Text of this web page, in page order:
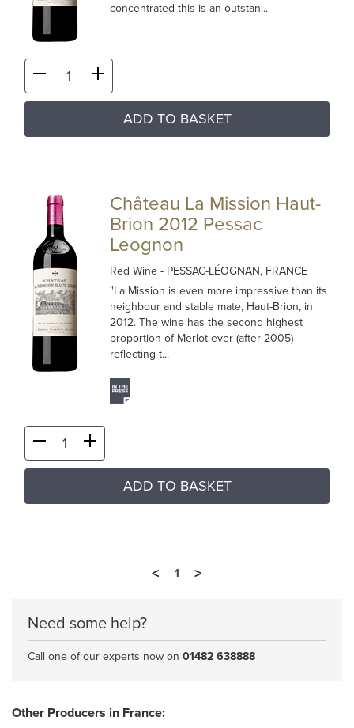
concentrated this is an outstan...
ADD TO BASKET
Château La Mission Haut-
Brion 2012 Pessac
Leognon
Red Wine- PESSAC-LÉOGNAN, FRANCE
"La Mission is even more impressive than its
neighbour and stable mate, Haut-Brion, in
2012. The wine has the second highest
proportion of Merlot ever (after 2005)
reflecting t...
ADD TO BASKET
< 1 >
Need some help?
Call one of our experts now on 01482 638888
Other Producers in France: